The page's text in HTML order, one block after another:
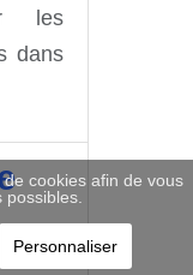
les
dans
cookies afin de vous
Personnaliser